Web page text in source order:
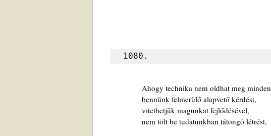
1080.
Ahogy technika nem oldhat meg minden
bennünk felmerülő alapvető kérdést,
vitethetjük magunkat fejlődésével,
nem tölt be tudatunkban tátongó létrést,